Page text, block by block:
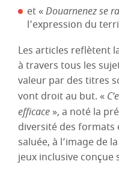
et «Douarnenez se
l’expression du
Les articles reflètent
à travers tous les
valeur par des titres
vont droit au but. «
efficace », a noté la
diversité des formats
saluée, à l’image de
jeux inclusive